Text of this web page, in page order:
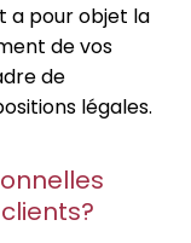
a pour objet la
de vos
de
légales.